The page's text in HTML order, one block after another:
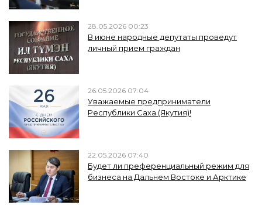
28.05.2026 00:23
В июне народные депутаты проведут
личный прием граждан
26.05.2026 07:04
Уважаемые предприниматели
Республики Саха (Якутия)!
22.05.2026 07:40
Будет ли преференциальный режим для
бизнеса на Дальнем Востоке и Арктике